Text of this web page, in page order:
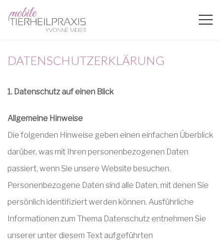
DATENSCHUTZERKLÄRUNG
1. Datenschutz auf einen Blick
Allgemeine Hinweise
Die folgenden Hinweise geben einen einfachen Überblick
darüber, was mit Ihren personenbezogenen Daten
passiert, wenn Sie unsere Website besuchen.
Personenbezogene Daten sind alle Daten, mit denen Sie
persönlich identifiziert werden können. Ausführliche
Informationen zum Thema Datenschutz entnehmen Sie
unserer unter diesem Text aufgeführten